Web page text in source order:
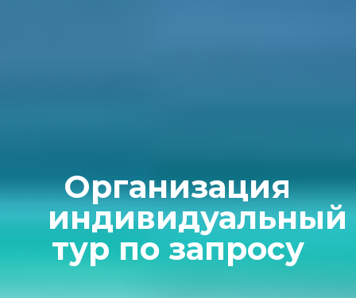
Организация
индивидуальный
тур по запросу